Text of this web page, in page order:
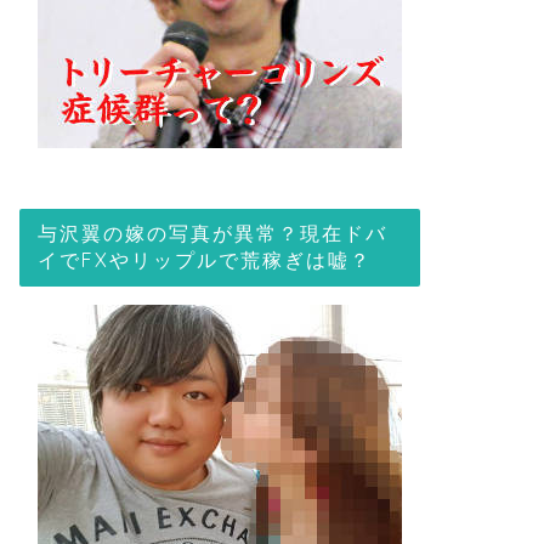
与沢翼の嫁の写真が異常？現在ドバ
イでFXやリップルで荒稼ぎは嘘？